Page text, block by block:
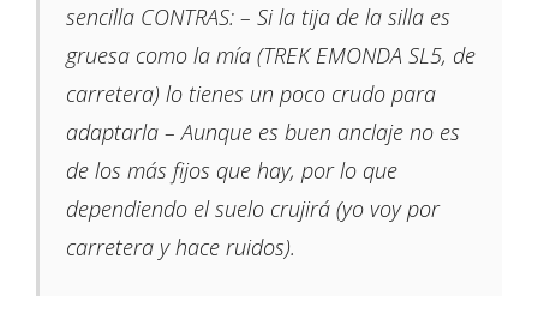
sencilla CONTRAS: – Si la tija de la silla es
gruesa como la mía (TREK EMONDA SL5, de
carretera) lo tienes un poco crudo para
adaptarla – Aunque es buen anclaje no es
de los más fijos que hay, por lo que
dependiendo el suelo crujirá (yo voy por
carretera y hace ruidos).